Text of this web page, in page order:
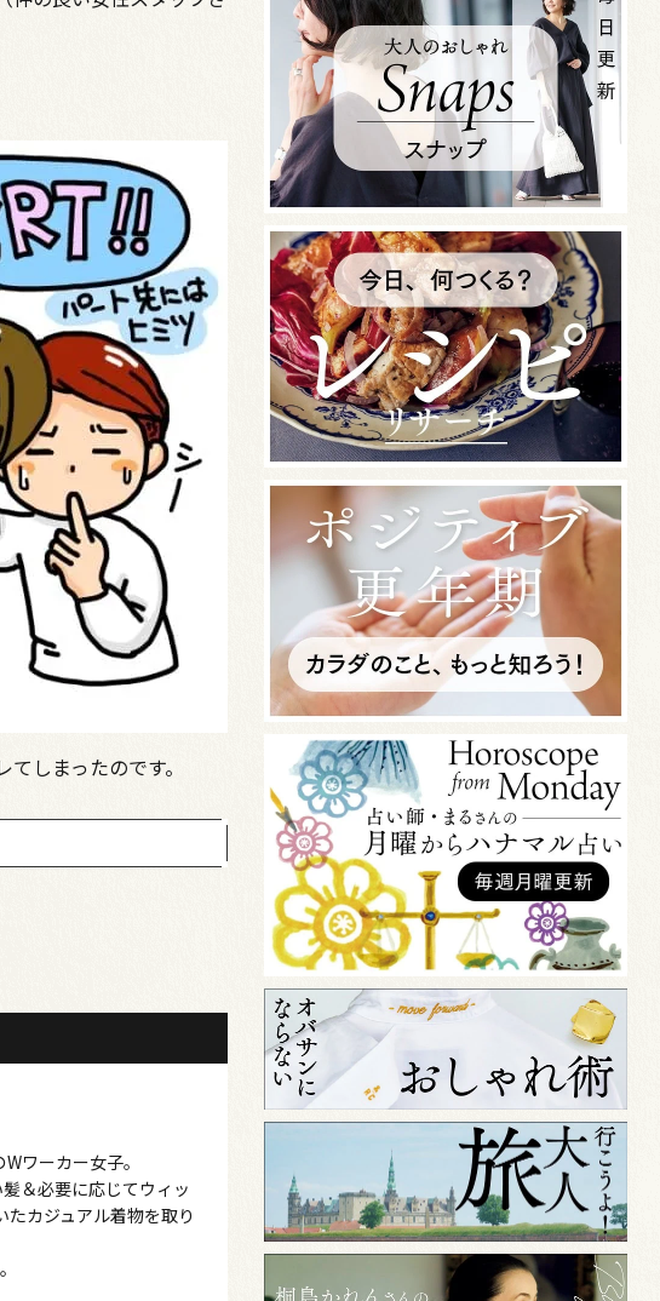
しまったのです。
ワーカー女子。
＆必要に応じてウィッ
カジュアル着物を取り